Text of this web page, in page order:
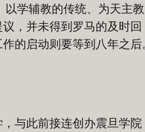
学辅教的传统、为天主
，并未得到罗马的及时回
的启动则要等到八年之后
与此前接连创办震旦学院